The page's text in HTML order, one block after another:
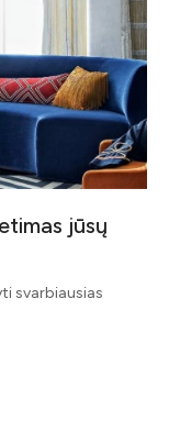
jūsų
svarbiausias